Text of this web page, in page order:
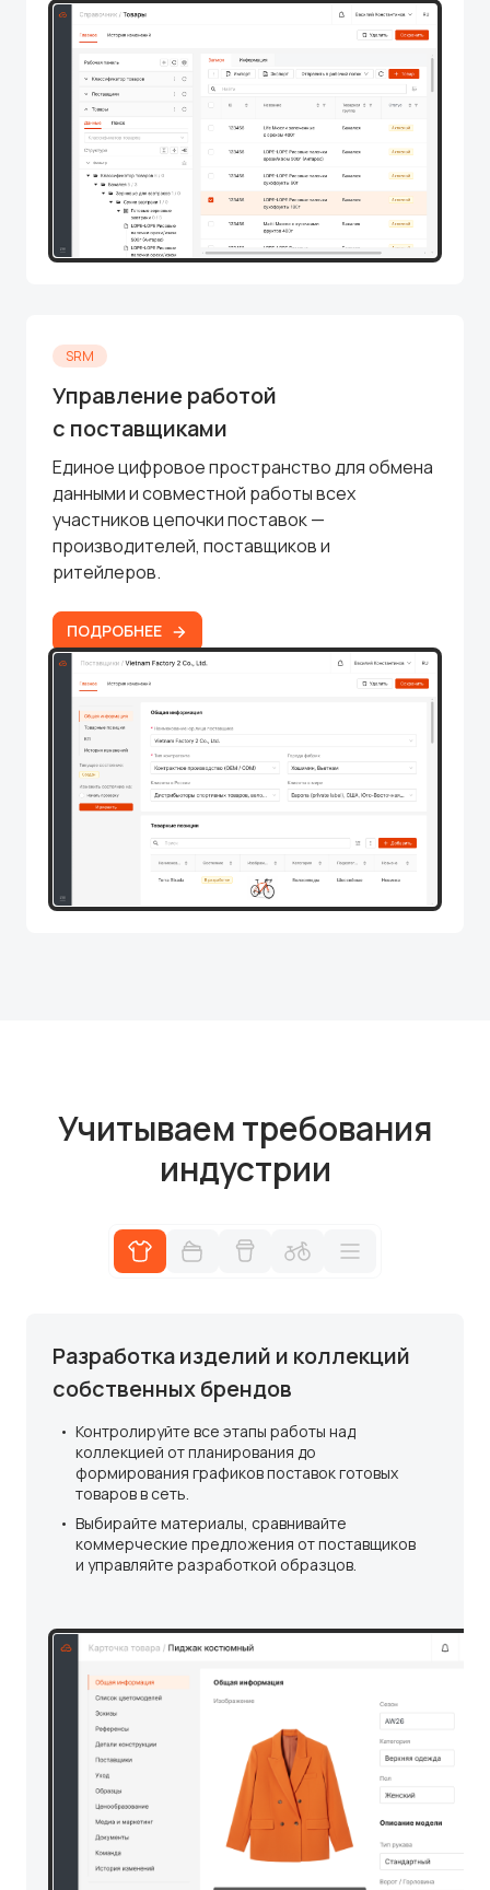
SRM
Управление работой
с поставщиками
Единое цифровое пространство для обмена
данными и совместной работы всех
участников цепочки поставок —
производителей, поставщиков и
ритейлеров.
ПОДРОБНЕЕ
Учитываем требования
индустрии
Разработка изделий и коллекций
собственных брендов
Контролируйте все этапы работы над
коллекцией от планирования до
формирования графиков поставок готовых
товаров в сеть.
Выбирайте материалы, сравнивайте
коммерческие предложения от поставщиков
и управляйте разработкой образцов.